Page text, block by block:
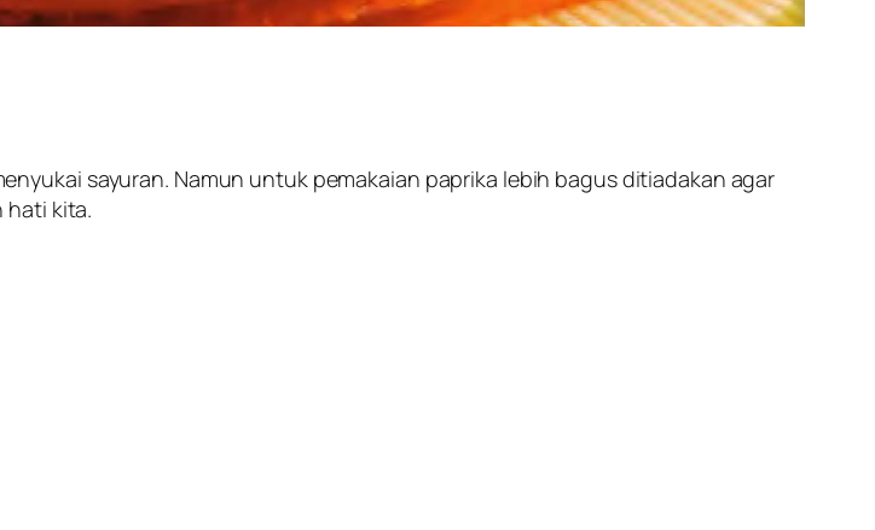
sayuran. Namun untuk pemakaian paprika lebih bagus ditiadakan agar
hati kita.